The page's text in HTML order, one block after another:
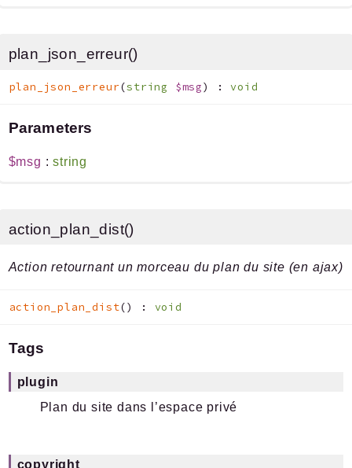
plan_json_erreur()
plan_json_erreur(string $msg) :void
Parameters
$msg :string
action_plan_dist()
Action retournant un morceau du plan du site (en ajax)
action_plan_dist() : void
Tags
plugin
Plan du site dans l’espace privé
copyright